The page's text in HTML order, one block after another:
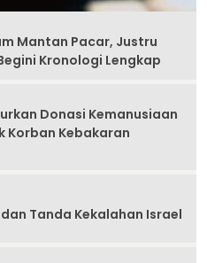
Mantan Pacar, Justru
Kronologi Lengkap
Donasi Kemanusiaan
Korban Kebakaran
Tanda Kekalahan Israel